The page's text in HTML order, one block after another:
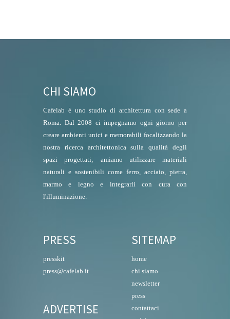
CHI SIAMO
Cafelab è uno studio di architettura con sede a
Roma. Dal 2008 ci impegnamo ogni giorno per
creare ambienti unici e memorabili focalizzando la
nostra ricerca architettonica sulla qualità degli
spazi progettati; amiamo utilizzare materiali
naturali e sostenibili come ferro, acciaio, pietra,
marmo e legno e integrarli con cura con
l'illuminazione.
PRESS
presskit
press@cafelab.it
ADVERTISE
SITEMAP
home
chi siamo
newsletter
press
contattaci